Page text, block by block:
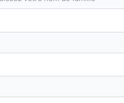
maîtriser pour progresser avec